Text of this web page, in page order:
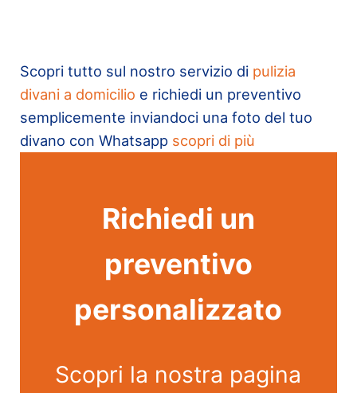
Scopri tutto sul nostro servizio di pulizia
divani a domicilio e richiedi un preventivo
semplicemente inviandoci una foto del tuo
divano con Whatsapp scopri di più
Richiedi un
preventivo
personalizzato
Scopri la nostra pagina